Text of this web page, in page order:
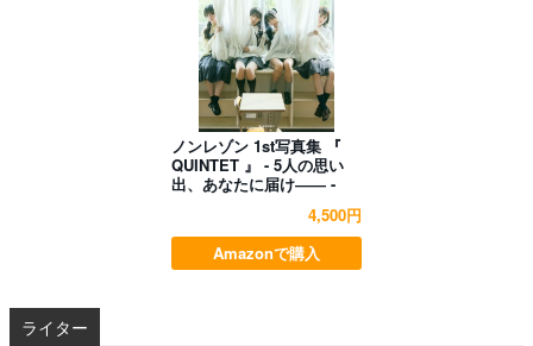
ノンレゾン 1st写真集 『
QUINTET 』 - 5人の思い
出、あなたに届け―― -
4,500円
Amazonで購入
ライター